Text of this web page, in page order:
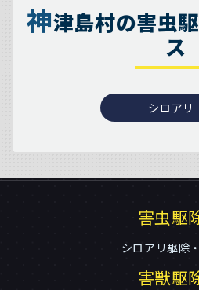
神津島村の害虫
ス
シロアリ
害虫駆
シロアリ駆除
害獣駆